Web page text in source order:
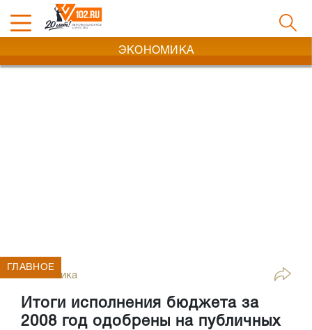
ЭКОНОМИКА
Экономика
Итоги исполнения бюджета за
2008 год одобрены на публичных
ГЛАВНОЕ